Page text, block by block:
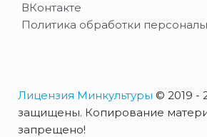
ВКонтакте
Политика обработки
Лицензия Минкультуры © 2019 -
защищены. Копирование
запрещено!